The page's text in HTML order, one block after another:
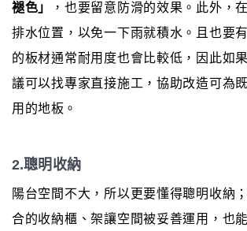
褪色」
，也要留意防滑的效果。此外，
排水位置，以免一下雨就積水。且也要
的板材通常耐用度也會比較低，因此如
議可以找專家直接施工，協助改造可為
用的地板。
2.聰明收納
陽台空間不大，所以更要懂得聰明收納
合的收納櫃、架讓空間被妥善運用，也